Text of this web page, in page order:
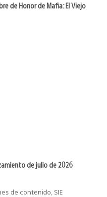
de Honor de Mafia: El Viejo
de julio de 2026
de contenido, SIE